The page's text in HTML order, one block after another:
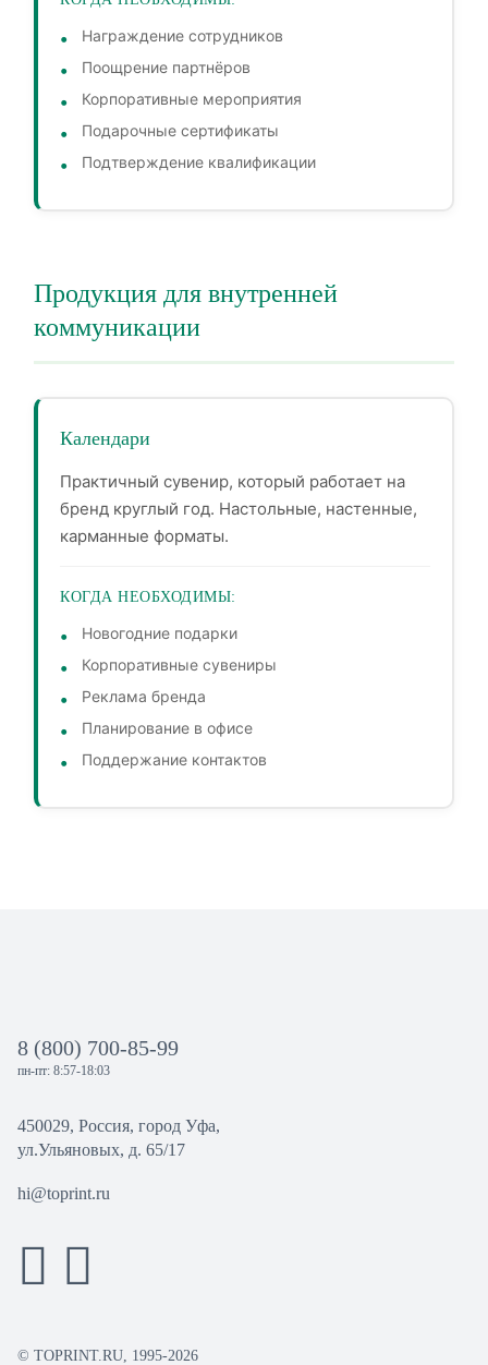
Награждение сотрудников
Поощрение партнёров
Корпоративные мероприятия
Подарочные сертификаты
Подтверждение квалификации
Продукция для внутренней
коммуникации
Календари
Практичный сувенир, который работает на
бренд круглый год. Настольные, настенные,
карманные форматы.
КОГДА НЕОБХОДИМЫ:
Новогодние подарки
Корпоративные сувениры
Реклама бренда
Планирование в офисе
Поддержание контактов
8 (800) 700-85-99
пн-пт: 8:57-18:03
450029, Россия, город Уфа,
ул.Ульяновых, д. 65/17
hi@toprint.ru
© TOPRINT.RU, 1995-2026